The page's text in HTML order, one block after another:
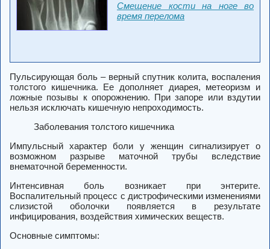
Смещение кости на ноге во
время перелома
Пульсирующая боль – верный спутник колита, воспаления
толстого кишечника. Ее дополняет диарея, метеоризм и
ложные позывы к опорожнению. При запоре или вздутии
нельзя исключать кишечную непроходимость.
Заболевания толстого кишечника
Импульсный характер боли у женщин сигнализирует о
возможном разрыве маточной трубы вследствие
внематочной беременности.
Интенсивная боль возникает при энтерите.
Воспалительный процесс с дистрофическими изменениями
слизистой оболочки появляется в результате
инфицирования, воздействия химических веществ.
Основные симптомы: